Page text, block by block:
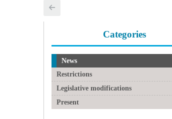
Categories
News
Restrictions
Legislative modifications
Present